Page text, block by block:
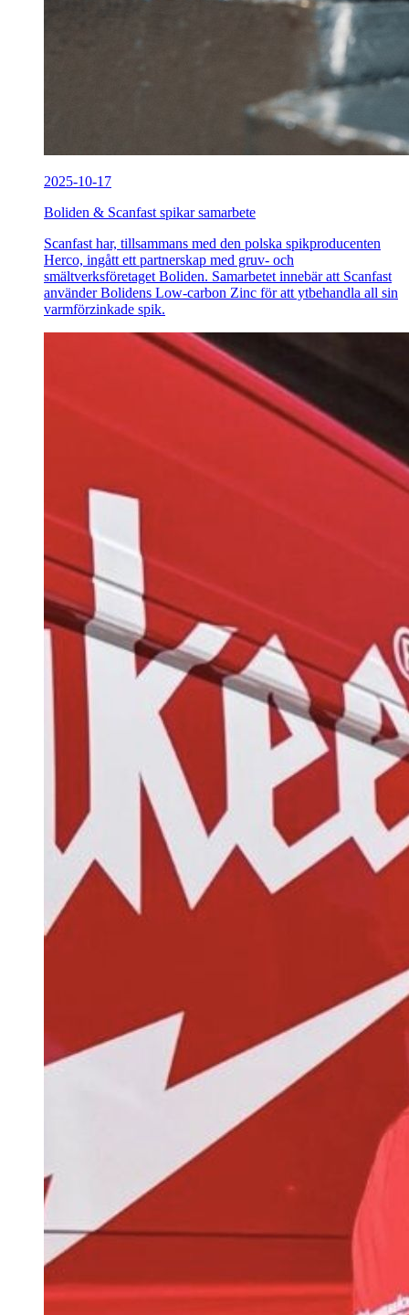
2025-10-17
Boliden & Scanfast spikar samarbete
Scanfast har, tillsammans med den polska spikproducenten
Herco, ingått ett partnerskap med gruv- och
smältverksföretaget Boliden. Samarbetet innebär att Scanfast
använder Bolidens Low-carbon Zinc för att ytbehandla all sin
varmförzinkade spik.